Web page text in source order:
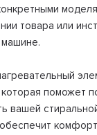
товара или
поможет
вашей